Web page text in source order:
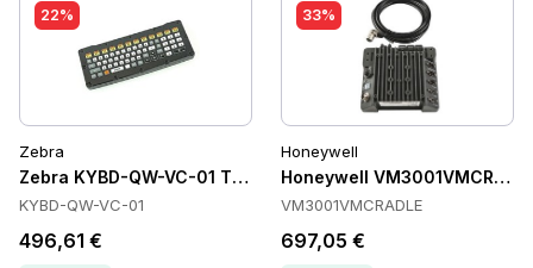
22%
Zebra
Zebra KYBD-QW-VC-01 Tastaturen
KYBD-QW-VC-01
496,61 €
33%
Honeywell
Honeywell
VM3001VMCRADLE
697,05 €